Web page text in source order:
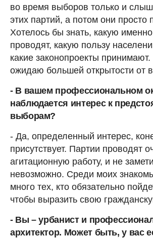
во время выборов только и
этих партий, а потом они просто
Хотелось бы знать, какую
проводят, какую пользу
какие законопроекты
ожидаю большей открытости от
- В вашем профессиональном
наблюдается интерес к
выборам?
- Да, определенный интерес,
присутствует. Партии проводят
агитационную работу, и не
невозможно. Среди моих
много тех, кто обязательно
чтобы выразить свою
- Вы – урбанист и
архитектор. Может быть, у вас